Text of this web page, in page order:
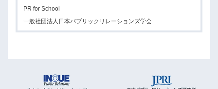
PR for School
一般社団法人日本パブリックリレーションズ学会